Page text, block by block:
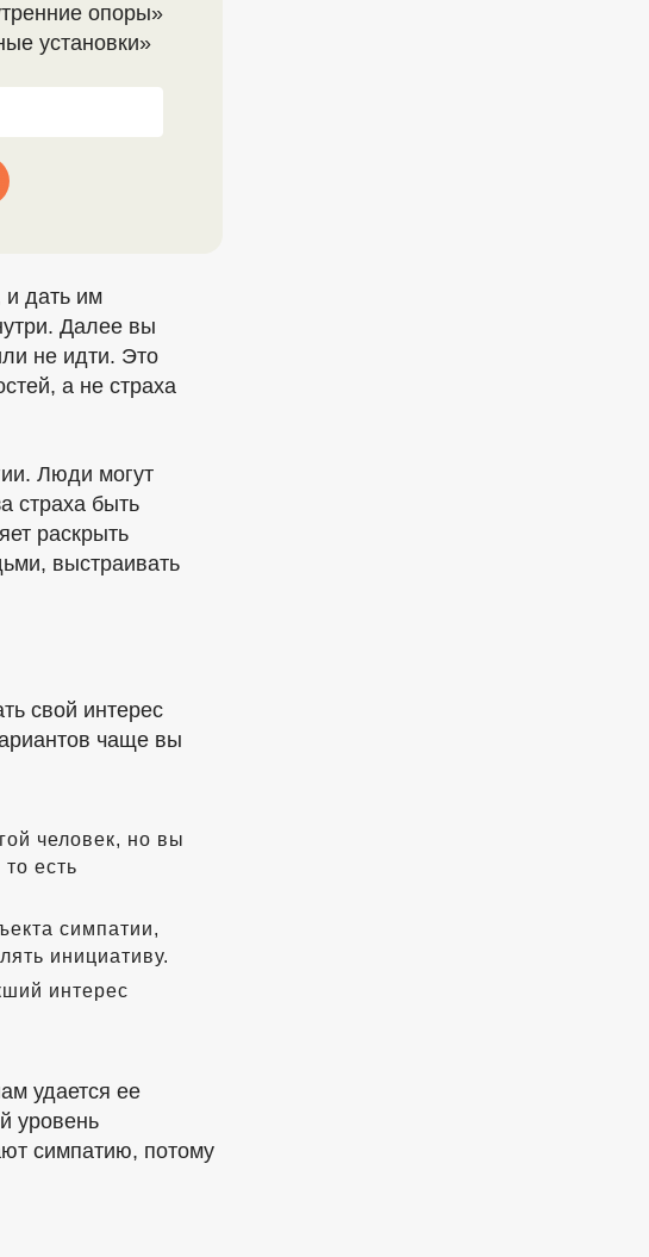
опоры»
установки»
и дать им
Далее вы
не идти. Это
а не страха
Люди могут
страха быть
раскрыть
выстраивать
свой интерес
чаще вы
человек, но вы
есть
симпатии,
инициативу.
интерес
удается ее
уровень
симпатию, потому